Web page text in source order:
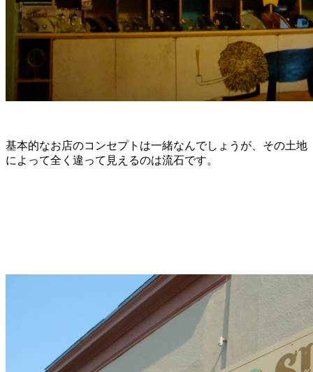
基本的なお店のコンセプトは一緒なんでしょうが、その土地
によって全く違って見えるのは流石です。